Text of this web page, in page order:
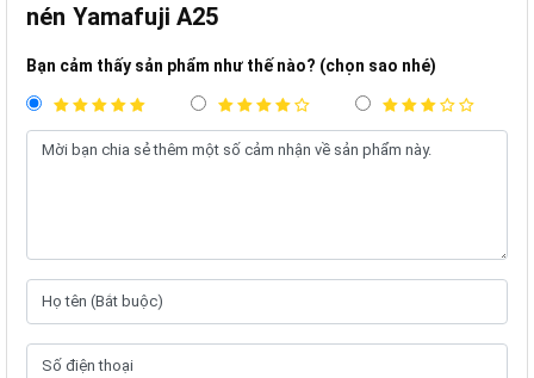
nén Yamafu​ji A25
Bạn cảm thấy sản phẩm như thế nào? (chọn sao nhé)